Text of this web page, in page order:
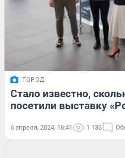
ГОРОД
Стало известно,
посетили выставку
6 апреля, 2024, 16:41 1 136